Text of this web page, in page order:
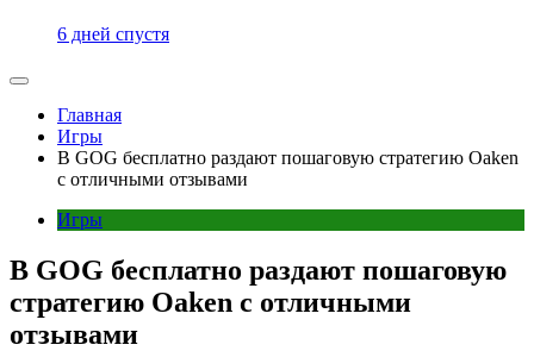
6 дней спустя
Главная
Игры
В GOG бесплатно раздают пошаговую стратегию Oaken
с отличными отзывами
Игры
В GOG бесплатно раздают пошаговую
стратегию Oaken с отличными
отзывами